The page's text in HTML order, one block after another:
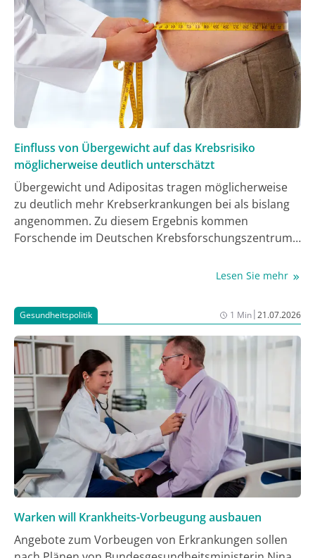
Einfluss von Übergewicht auf das Krebsrisiko
möglicherweise deutlich unterschätzt
Übergewicht und Adipositas tragen möglicherweise
zu deutlich mehr Krebserkrankungen bei als bislang
angenommen. Zu diesem Ergebnis kommen
Forschende im Deutschen Krebsforschungszentrum
Maße für Körperfett sowie methodische
Krebserkrankungen auf erhöhtes Körpergewicht
zurückzuführen – fast doppelt so viele wie bisherige
Schätzungen vermuten ließen.
Lesen Sie mehr
Gesundheitspolitik 1 Min|21.07.2026
Warken will Krankheits-Vorbeugung ausbauen
Angebote zum Vorbeugen von Erkrankungen sollen